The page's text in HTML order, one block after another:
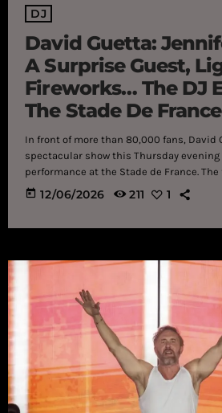
DJ
David Guetta:
A Surprise Guest,
Fireworks… The DJ
The Stade De France
In front of more than 80,000 fans, David
spectacular show this Thursday
performance at the Stade de France.
concerts that will go down in history. A
Thursday, June 11, more than 80,000
today 12/06/2026 211 1